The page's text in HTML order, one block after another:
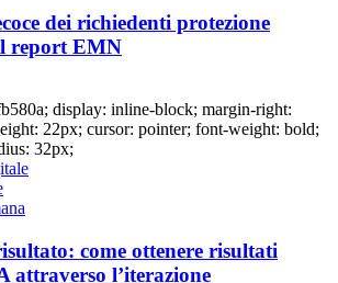
dei richiedenti protezione
report EMN
display: inline-block; margin-right:
22px; cursor: pointer; font-weight: bold;
32px;
come ottenere risultati
attraverso l’iterazione